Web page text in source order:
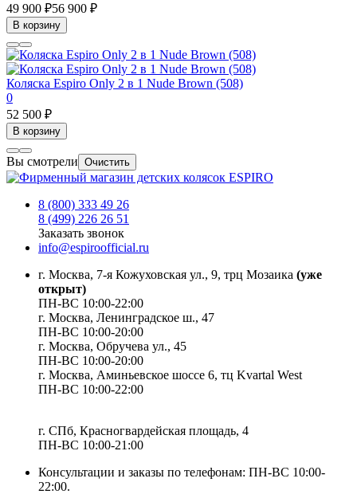
49 900 ₽56 900 ₽
В корзину
Коляска Espiro Only 2 в 1 Nude Brown (508)
0
52 500 ₽
В корзину
Вы смотрели Очистить
8 (800) 333 49 26
8 (499) 226 26 51
Заказать звонок
info@espiroofficial.ru
г. Москва, 7-я Кожуховская ул., 9, трц Мозаика (уже
открыт)
ПН-ВС 10:00-22:00
г. Москва, Ленинградское ш., 47
ПН-ВС 10:00-20:00
г. Москва, Обручева ул., 45
ПН-ВС 10:00-20:00
г. Москва, Аминьевское шоссе 6, тц Kvartal West
ПН-ВС 10:00-22:00
г. СПб, Красногвардейская площадь, 4
ПН-ВС 10:00-21:00
Консультации и заказы по телефонам: ПН-ВС 10:00-
22:00.